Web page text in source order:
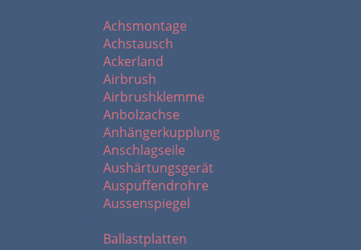
Achsmontage
Achstausch
Ackerland
Airbrush
Airbrushklemme
Anbolzachse
Anhängerkupplung
Anschlagseile
Aushärtungsgerät
Auspuffendrohre
Aussenspiegel
Ballastplatten